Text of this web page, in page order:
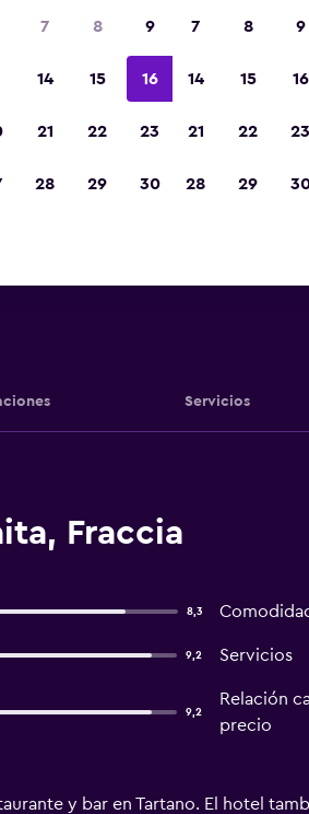
Ver precios
Ver precios
Servicios
Fraccia
8,3
9,2 Servicios
9,2
Relación
precio
y bar en Tartano. El hotel
7 8 9
14 15 16
21 22 23
28 29 30
7 8 9
14 15 16
21 22 23
28 29